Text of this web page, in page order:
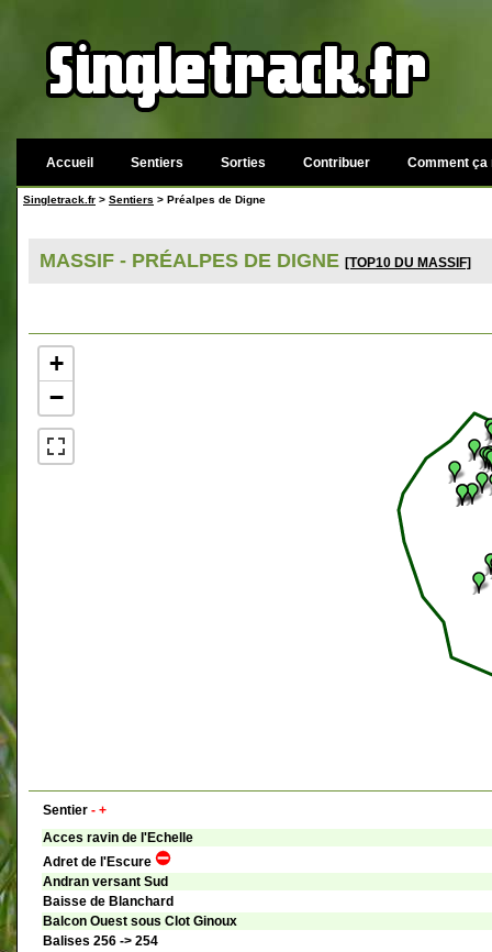
Accueil Sentiers Sorties Contribuer Comment ça
Singletrack.fr > Sentiers > Préalpes de Digne
MASSIF - PRÉALPES DE DIGNE [TOP10 DU MASSIF]
+
−
Sentier - +
Acces ravin de l'Echelle
Adret de l'Escure
Andran versant Sud
Baisse de Blanchard
Balcon Ouest sous Clot Ginoux
Balises 256 -> 254